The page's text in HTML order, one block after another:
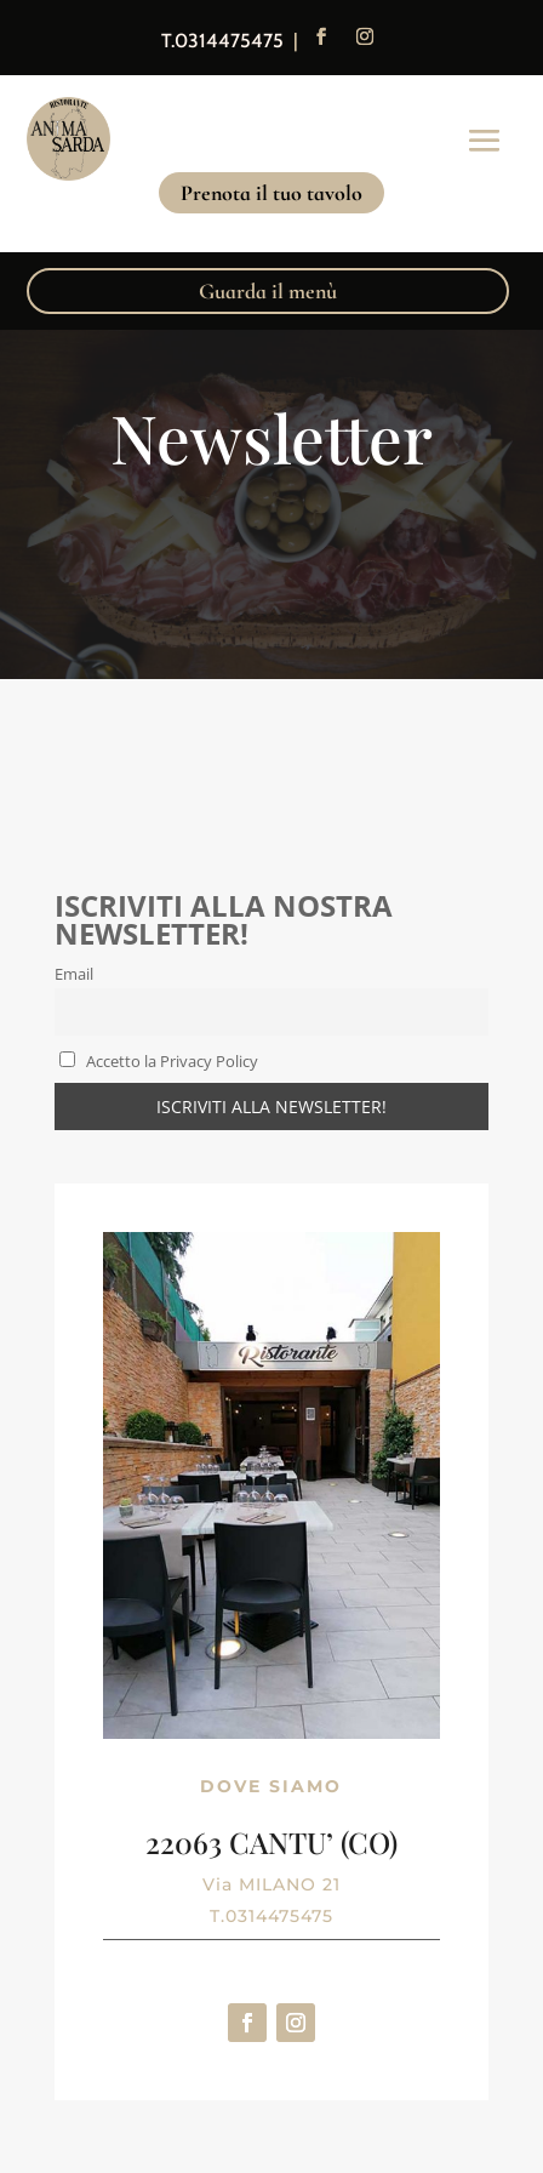
T.0314475475 |
Prenota il tuo tavolo
Guarda il menù
Newsletter
ISCRIVITI ALLA NOSTRA
NEWSLETTER!
Email
Accetto la Privacy Policy
DOVE SIAMO
22063 CANTU’ (CO)
Via MILANO 21
T.0314475475